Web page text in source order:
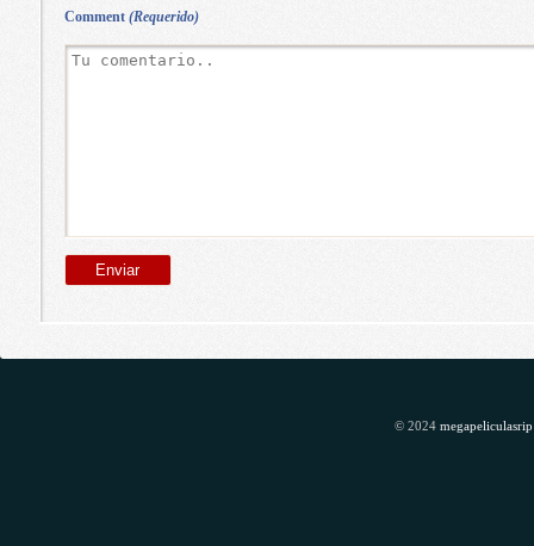
Comment (Requerido)
© 2024 megapeliculasrip